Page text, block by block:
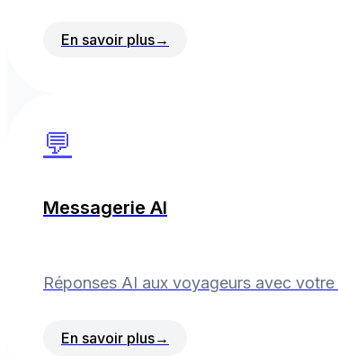
En savoir plus→
💬
Messagerie AI
Réponses AI aux voyageurs avec
En savoir plus→